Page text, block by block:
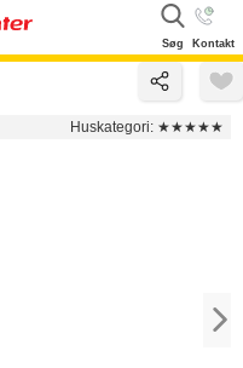
Søg Kontakt
Huskategori: ★★★★★